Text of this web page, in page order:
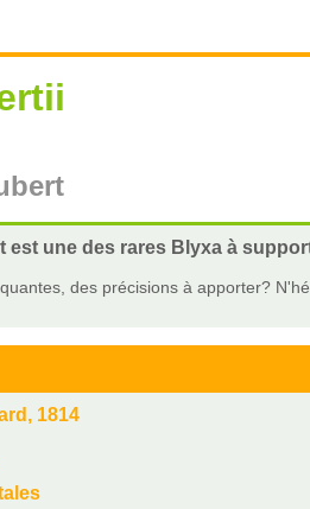
est une des rares Blyxa à
des précisions à apporter?
1814